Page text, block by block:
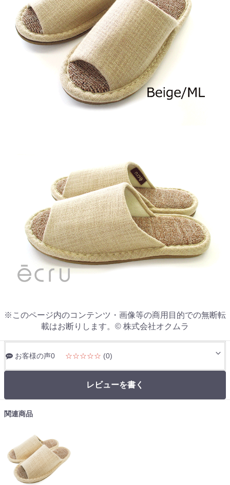
※このページ内のコンテンツ・画像等の商用目的での無断転
載はお断りします。© 株式会社オクムラ
お客様の声0 ☆☆☆☆☆ (0)
レビューを書く
関連商品